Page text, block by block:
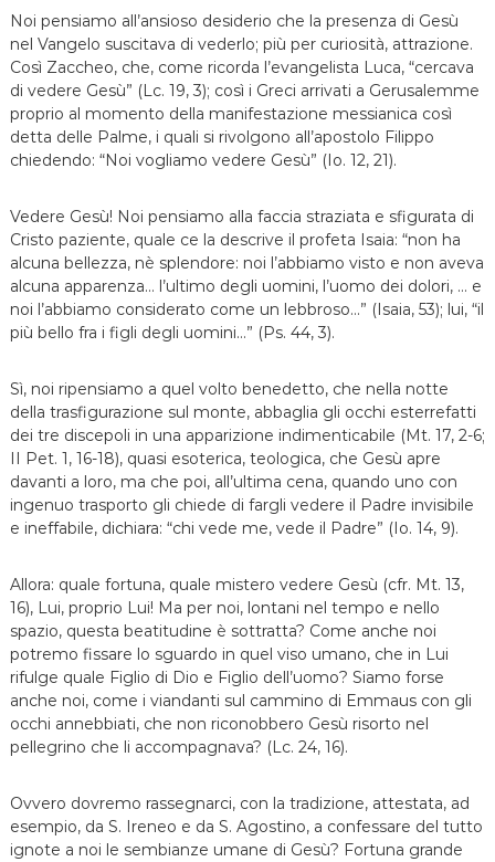
Noi pensiamo all’ansioso desiderio che la presenza di Gesù
nel Vangelo suscitava di vederlo; più per curiosità, attrazione.
Così Zaccheo, che, come ricorda l’evangelista Luca, “cercava
di vedere Gesù” (Lc. 19, 3); così i Greci arrivati a Gerusalemme
proprio al momento della manifestazione messianica così
detta delle Palme, i quali si rivolgono all’apostolo Filippo
chiedendo: “Noi vogliamo vedere Gesù” (Io. 12, 21).
Vedere Gesù! Noi pensiamo alla faccia straziata e sfigurata di
Cristo paziente, quale ce la descrive il profeta Isaia: “non ha
alcuna bellezza, nè splendore: noi l’abbiamo visto e non aveva
alcuna apparenza… l’ultimo degli uomini, l’uomo dei dolori, … e
noi l’abbiamo considerato come un lebbroso…” (Isaia, 53); lui, “il
più bello fra i figli degli uomini…” (Ps. 44, 3).
Sì, noi ripensiamo a quel volto benedetto, che nella notte
della trasfigurazione sul monte, abbaglia gli occhi esterrefatti
dei tre discepoli in una apparizione indimenticabile (Mt. 17, 2-6;
II Pet. 1, 16-18), quasi esoterica, teologica, che Gesù apre
davanti a loro, ma che poi, all’ultima cena, quando uno con
ingenuo trasporto gli chiede di fargli vedere il Padre invisibile
e ineffabile, dichiara: “chi vede me, vede il Padre” (Io. 14, 9).
Allora: quale fortuna, quale mistero vedere Gesù (cfr. Mt. 13,
16), Lui, proprio Lui! Ma per noi, lontani nel tempo e nello
spazio, questa beatitudine è sottratta? Come anche noi
potremo fissare lo sguardo in quel viso umano, che in Lui
rifulge quale Figlio di Dio e Figlio dell’uomo? Siamo forse
anche noi, come i viandanti sul cammino di Emmaus con gli
occhi annebbiati, che non riconobbero Gesù risorto nel
pellegrino che li accompagnava? (Lc. 24, 16).
Ovvero dovremo rassegnarci, con la tradizione, attestata, ad
esempio, da S. Ireneo e da S. Agostino, a confessare del tutto
ignote a noi le sembianze umane di Gesù? Fortuna grande